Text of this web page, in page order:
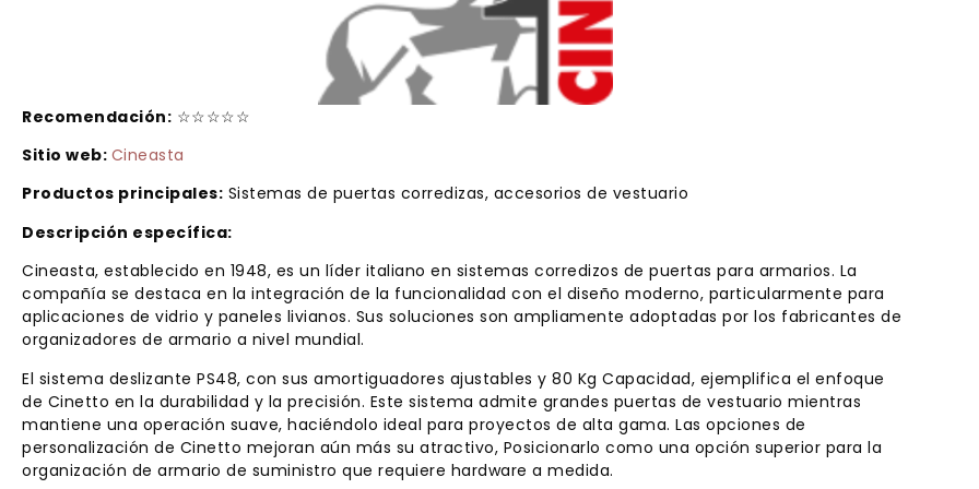
Recomendación: ☆☆☆☆☆
Sitio web: Cineasta
Productos principales: Sistemas de puertas corredizas, accesorios de vestuario
Descripción específica:
Cineasta, establecido en 1948, es un líder italiano en sistemas corredizos de puertas para armarios. La
compañía se destaca en la integración de la funcionalidad con el diseño moderno, particularmente para
aplicaciones de vidrio y paneles livianos. Sus soluciones son ampliamente adoptadas por los fabricantes de
organizadores de armario a nivel mundial.
El sistema deslizante PS48, con sus amortiguadores ajustables y 80 Kg Capacidad, ejemplifica el enfoque
de Cinetto en la durabilidad y la precisión. Este sistema admite grandes puertas de vestuario mientras
mantiene una operación suave, haciéndolo ideal para proyectos de alta gama. Las opciones de
personalización de Cinetto mejoran aún más su atractivo, Posicionarlo como una opción superior para la
organización de armario de suministro que requiere hardware a medida.